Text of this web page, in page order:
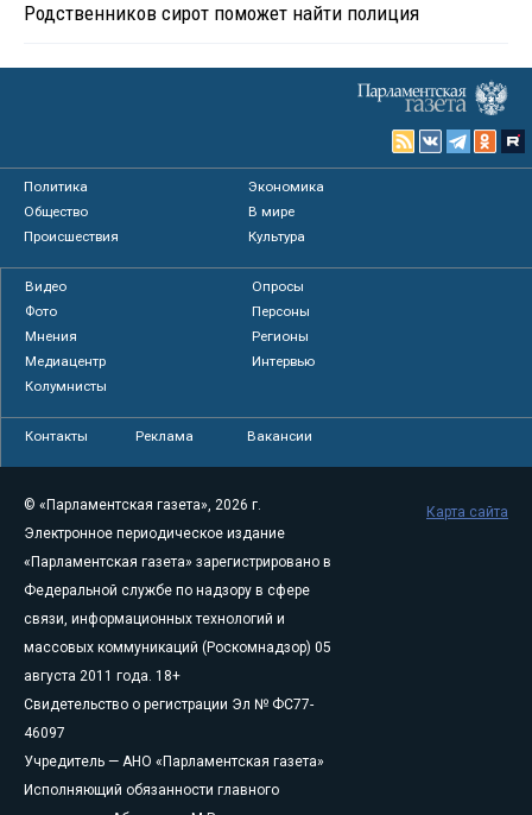
Родственников сирот поможет найти полиция
Политика
Экономика
Общество
В мире
Происшествия
Культура
Видео
Опросы
Фото
Персоны
Мнения
Регионы
Медиацентр
Интервью
Колумнисты
Контакты Реклама Вакансии
© «Парламентская газета», 2026 г.
Электронное периодическое издание
«Парламентская газета» зарегистрировано в
Федеральной службе по надзору в сфере
связи, информационных технологий и
массовых коммуникаций (Роскомнадзор) 05
августа 2011 года. 18+
Свидетельство о регистрации Эл № ФС77-
46097
Учредитель — АНО «Парламентская газета»
Исполняющий обязанности главного
Карта сайта